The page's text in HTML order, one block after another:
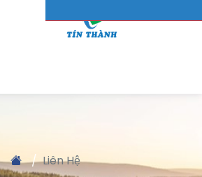
Liên Hệ